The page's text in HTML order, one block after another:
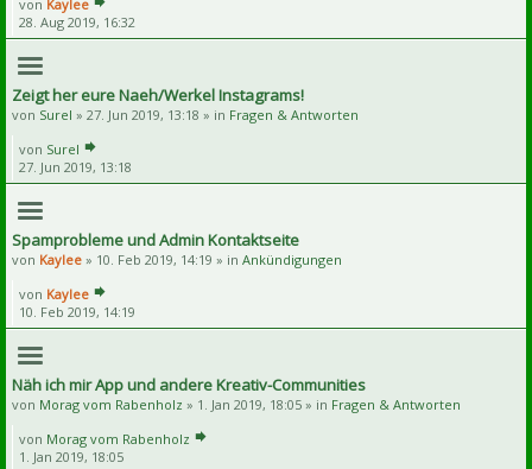
von Kaylee
28. Aug 2019, 16:32
Zeigt her eure Naeh/Werkel Instagrams!
von Surel » 27. Jun 2019, 13:18 » in Fragen & Antworten
von Surel
27. Jun 2019, 13:18
Spamprobleme und Admin Kontaktseite
von Kaylee » 10. Feb 2019, 14:19 » in Ankündigungen
von Kaylee
10. Feb 2019, 14:19
Näh ich mir App und andere Kreativ-Communities
von Morag vom Rabenholz » 1. Jan 2019, 18:05 » in Fragen & Antworten
von Morag vom Rabenholz
1. Jan 2019, 18:05